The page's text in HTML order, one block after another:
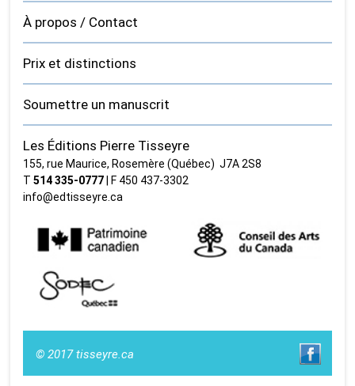
À propos / Contact
Prix et distinctions
Soumettre un manuscrit
Les Éditions Pierre Tisseyre
155, rue Maurice, Rosemère (Québec) J7A 2S8
T514 335‑0777| F 450 437‑3302
info@edtisseyre.ca
© 2017 tisseyre.ca